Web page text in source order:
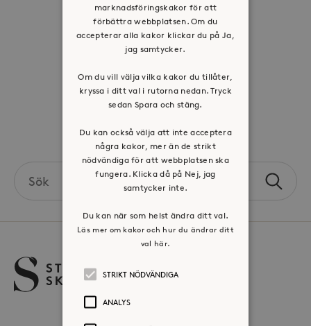
Tillgänglighetsredogörelse
Visselblåsartjänst
Press & mediakontakt
Volontär hos Stora Sköndal
the
Sök
marknadsföringskakor för att
förbättra webbplatsen. Om du
accepterar alla kakor klickar du på Ja,
jag samtycker.
Om du vill välja vilka kakor du tillåter,
kryssa i ditt val i rutorna nedan. Tryck
sedan Spara och stäng.
Du kan också välja att inte acceptera
några kakor, mer än de strikt
nödvändiga för att webbplatsen ska
fungera. Klicka då på Nej, jag
samtycker inte.
Du kan när som helst ändra ditt val.
Läs mer om kakor och hur du ändrar ditt
val här.
STRIKT NÖDVÄNDIGA
ANALYS